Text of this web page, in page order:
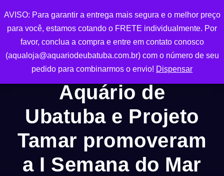
0
Aquário de
Ubatuba e Projeto
Tamar promoveram
a I Semana do Mar
AVISO: Para garantir a entrega mais segura e o melhor preço
para você, estamos cotando o FRETE individualmente. Por
favor, conclua a compra e entre em contato conosco
(aqualoja@aquariodeubatuba.com.br) com o número de seu
pedido para combinarmos o envio! Dispensar